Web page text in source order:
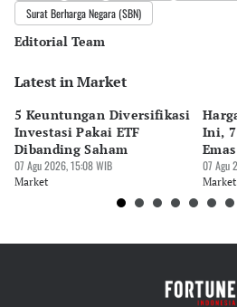
Surat Berharga Negara (SBN)
Editorial Team
Editor
Editor
Tanayastri Dini
Latest in Market
5 Keuntungan Diversifikasi
Investasi Pakai ETF
Dibanding Saham
07 Agu 2026, 15:08 WIB
Market
Ini, 7
07 Agu
Market